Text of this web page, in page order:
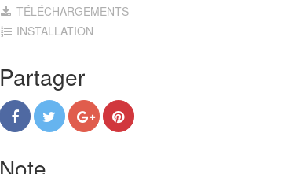
TÉLÉCHARGEMENTS
INSTALLATION
Partager